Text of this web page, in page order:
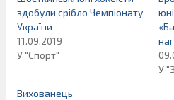
здобули срібло Чемпіонату
України
11.09.2019
У "Спорт"
У
Вихованець